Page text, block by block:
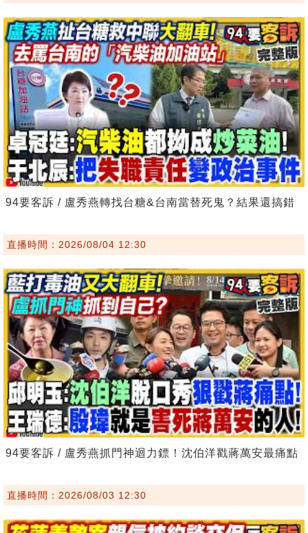
94要客訴 / 盧秀燕轉找台糖&台南當替死鬼？結果還搞錯
直播時間：2026/08/04 12:30
94要客訴 / 盧秀燕抓門神迴力鏢！沈伯洋戳蔣萬安最痛點
直播時間：2026/08/03 12:30